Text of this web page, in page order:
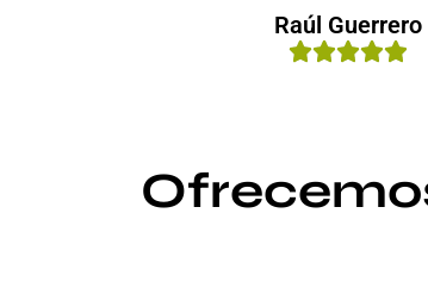
Raúl Guerrero